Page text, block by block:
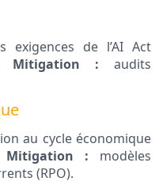
exigences de l’AI Act
Mitigation : audits
au cycle économique
Mitigation : modèles
(RPO).